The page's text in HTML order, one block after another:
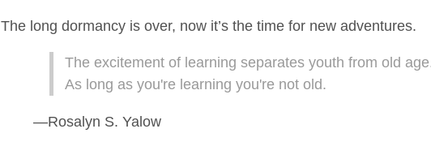
The long dormancy is over, now it’s the time for new adventures.
The excitement of learning separates youth from old
As long as you're learning you're not old.
—Rosalyn S. Yalow